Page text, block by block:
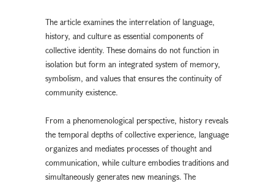
The article examines the interrelation of language,
history, and culture as essential components of
collective identity. These domains do not function in
isolation but form an integrated system of memory,
symbolism, and values that ensures the continuity of
community existence.
From a phenomenological perspective, history reveals
the temporal depths of collective experience, language
organizes and mediates processes of thought and
communication, while culture embodies traditions and
simultaneously generates new meanings. The